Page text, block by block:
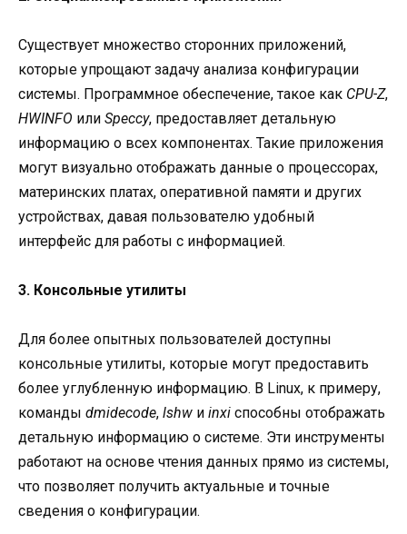
Существует множество сторонних приложений,
которые упрощают задачу анализа конфигурации
системы. Программное обеспечение, такое как CPU-Z,
HWINFO или Speccy, предоставляет детальную
информацию о всех компонентах. Такие приложения
могут визуально отображать данные о процессорах,
материнских платах, оперативной памяти и других
устройствах, давая пользователю удобный
интерфейс для работы с информацией.
3. Консольные утилиты
Для более опытных пользователей доступны
консольные утилиты, которые могут предоставить
более углубленную информацию. В Linux, к примеру,
команды dmidecode, lshw и inxi способны отображать
детальную информацию о системе. Эти инструменты
работают на основе чтения данных прямо из системы,
что позволяет получить актуальные и точные
сведения о конфигурации.